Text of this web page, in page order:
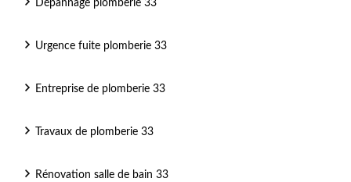
Dépannage plomberie 33
Urgence fuite plomberie 33
Entreprise de plomberie 33
Travaux de plomberie 33
Rénovation salle de bain 33